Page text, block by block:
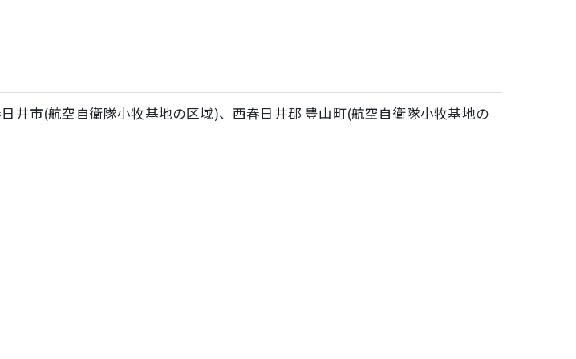
井市(航空自衛隊小牧基地の区域)、西春日井郡 豊山町(航空自衛隊小牧基地の